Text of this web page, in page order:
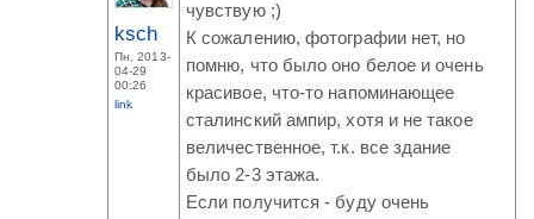
ksch
Пн, 2013-
04-29
00:26
link
чувствую ;)
К сожалению, фотографии нет, но
помню, что было оно белое и очень
красивое, что-то напоминающее
сталинский ампир, хотя и не такое
величественное, т.к. все здание
было 2-3 этажа.
Если получится - буду очень